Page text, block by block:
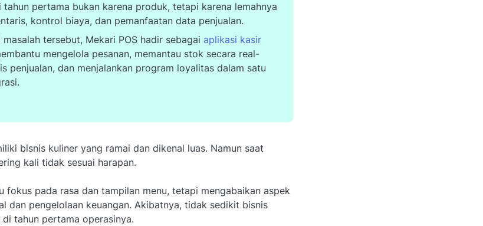
pertama bukan karena produk, tetapi karena lemahnya
kontrol biaya, dan pemanfaatan data penjualan.
tersebut, Mekari POS hadir sebagai aplikasi kasir
mengelola pesanan, memantau stok secara real-
penjualan, dan menjalankan program loyalitas dalam satu
bisnis kuliner yang ramai dan dikenal luas. Namun saat
kali tidak sesuai harapan.
fokus pada rasa dan tampilan menu, tetapi mengabaikan aspek
dan pengelolaan keuangan. Akibatnya, tidak sedikit bisnis
tahun pertama operasinya.